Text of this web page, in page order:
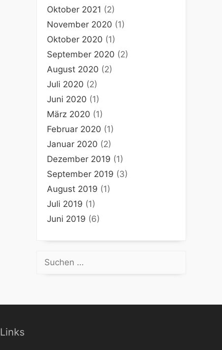
Oktober 2021 (2)
November 2020 (1)
Oktober 2020 (1)
September 2020 (2)
August 2020 (2)
Juli 2020 (2)
Juni 2020 (1)
März 2020 (1)
Februar 2020 (1)
Januar 2020 (2)
Dezember 2019 (1)
September 2019 (3)
August 2019 (1)
Juli 2019 (1)
Juni 2019 (6)
Suchen
Links